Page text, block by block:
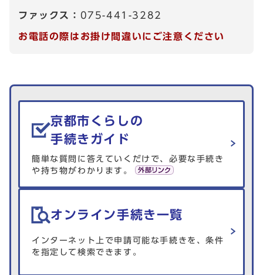
ファックス： 075-441-3282
お電話の際はお掛け間違いにご注意ください
生活情報を探す
京都市くらしの
手続きガイド
簡単な質問に答えていくだけで、必要な手続き
や持ち物がわかります。
オンライン手続き一覧
インターネット上で申請可能な手続きを、条件
を指定して検索できます。